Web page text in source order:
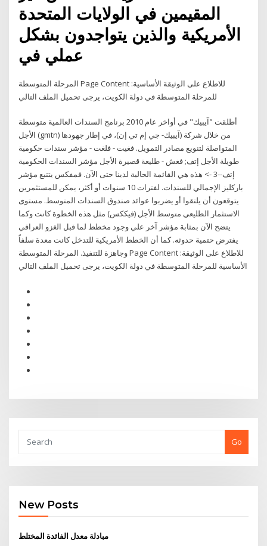
المقيمين في الولايات المتحدة
الأمريكية والذين يتواجدون بشكل
عملي في
المرحلة المتوسطة Page Content :للاطلاع على الوثيقة الأساسية
للمرحلة المتوسطة في دولة الكويت، يرجى تحميل الملف التالي
أطلقت "آيبيك" في أواخر عام 2010 برنامج السندات العالمية متوسطة
الأجل (gmtn) من خلال شركة (آيبيك- جي إم تي إن)، في إطار جهودها
المتواصلة لتنويع مصادر التمويل. فغيت - فلغت - مؤشر سندات حكومية
طويلة الأجل إتف; فغش - طليعة قصيرة الأجل مؤشر السندات الحكومية
إتف--3 -> هذه هي القائمة الحالية لدينا حتى الآن. فمفكس يتتبع مؤشر
باركليز الإجمالي للسندات. لفترات 10 سنوات أو أكثر، يمكن للمستثمرين
يتوقعون أن يلتقوا أو يضربوا عوائد صندوق السندات المتوسط. مستوى
الاستثمار الطليعي متوسط الأجل (فيككس) مثل هذه الخطوة كانت وكما
يتضح الآن بمثابة مؤشر آخر علي وجود مخطط لما قبل الغزو العراقي
يفترض حتمية حدوثه. كما أن الخطط الأمريكية للتدخل كانت معدة سلفاً
وجاهزة للتنفيذ. المرحلة المتوسطة Page Content :للاطلاع على الوثيقة
الأساسية للمرحلة المتوسطة في دولة الكويت، يرجى تحميل الملف التالي
Go
New Posts
مبادلة معدل الفائدة المختلط